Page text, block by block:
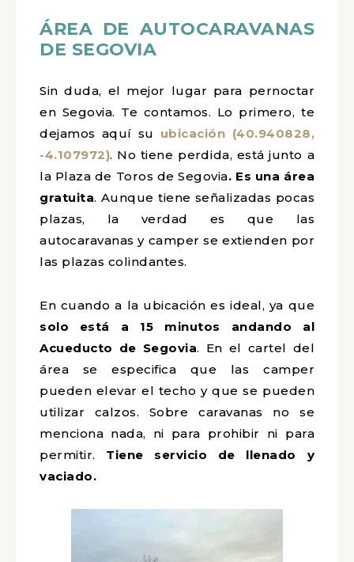
ÁREA DE AUTOCARAVANAS
DE SEGOVIA
Sin duda, el mejor lugar para pernoctar
en Segovia. Te contamos. Lo primero, te
dejamos aquí su ubicación (40.940828,
-4.107972). No tiene perdida, está junto a
la Plaza de Toros de Segovia. Es una área
gratuita. Aunque tiene señalizadas pocas
plazas, la verdad es que las
autocaravanas y camper se extienden por
las plazas colindantes.
En cuando a la ubicación es ideal, ya que
solo está a 15 minutos andando al
Acueducto de Segovia. En el cartel del
área se especifica que las camper
pueden elevar el techo y que se pueden
utilizar calzos. Sobre caravanas no se
menciona nada, ni para prohibir ni para
permitir. Tiene servicio de llenado y
vaciado.